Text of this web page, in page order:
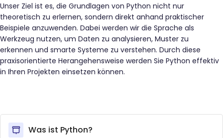
Unser Ziel ist es, die Grundlagen von Python nicht nur
theoretisch zu erlernen, sondern direkt anhand praktischer
Beispiele anzuwenden. Dabei werden wir die Sprache als
Werkzeug nutzen, um Daten zu analysieren, Muster zu
erkennen und smarte Systeme zu verstehen. Durch diese
praxisorientierte Herangehensweise werden Sie Python effektiv
in Ihren Projekten einsetzen können.
Was ist Python?